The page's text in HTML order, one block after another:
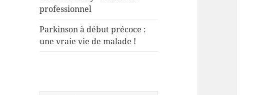
professionnel
Parkinson à début précoce :
une vraie vie de malade !